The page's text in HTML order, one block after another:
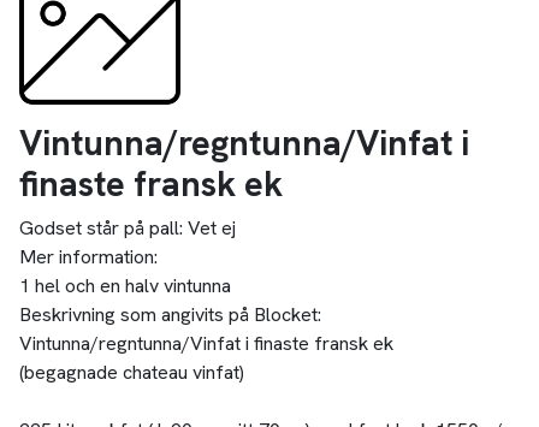
Vintunna/regntunna/Vinfat i
finaste fransk ek
Godset står på pall: Vet ej
Mer information:
1 hel och en halv vintunna
Beskrivning som angivits på Blocket:
Vintunna/regntunna/Vinfat i finaste fransk ek
(begagnade chateau vinfat)